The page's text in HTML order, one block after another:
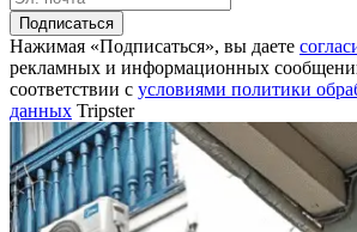
Подписаться
Нажимая «Подписаться», вы даете
рекламных и информационных
соответствии c условиями политики
данных Tripster